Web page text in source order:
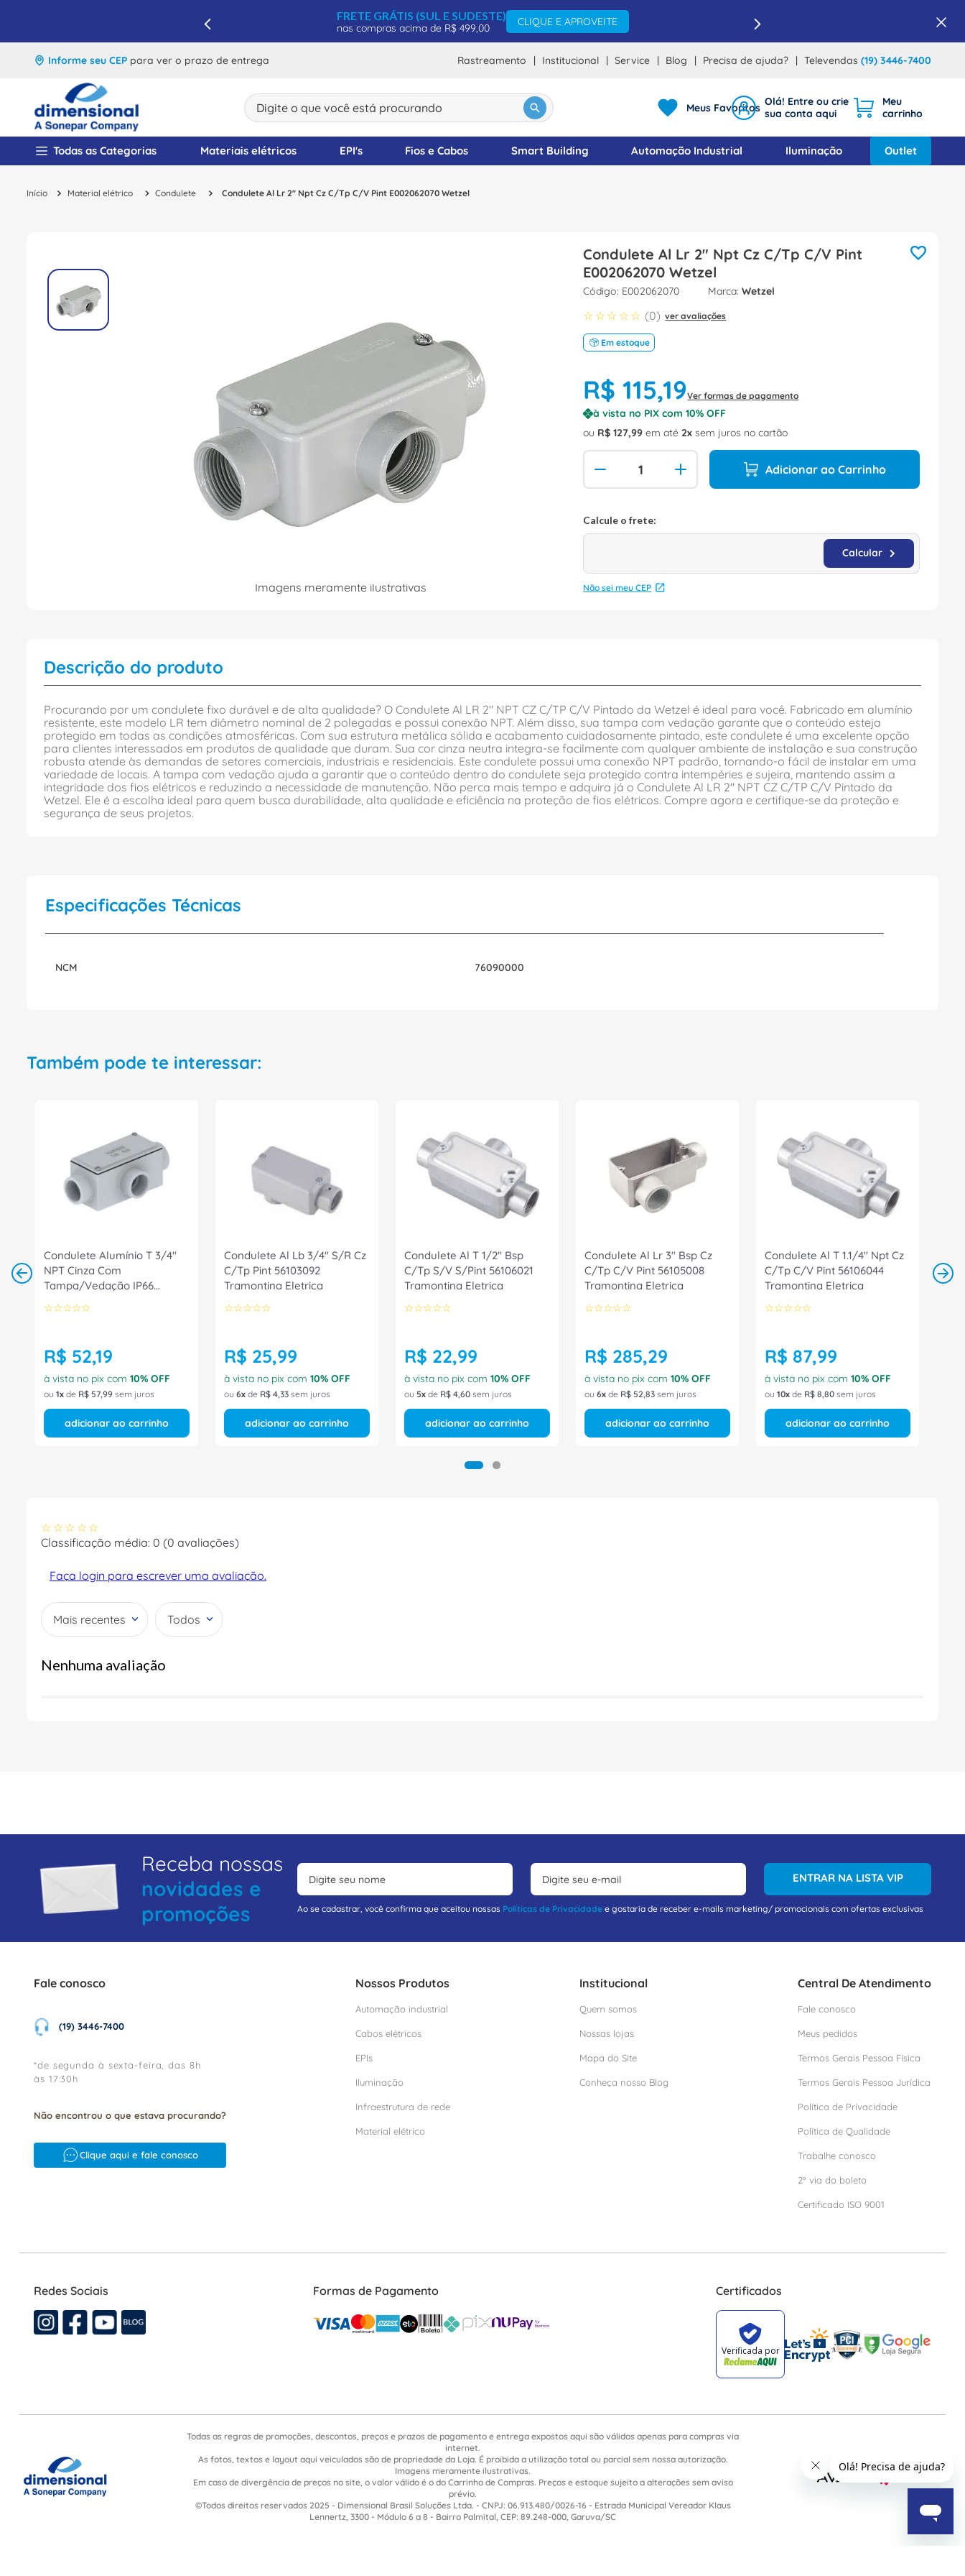
FRETE GRÁTIS (SUL E SUDESTE)
nas compras acima de R$ 499,00
CLIQUE E APROVEITE
Informe seu CEP para ver o prazo de entrega Rastreamento Institucional Service Blog Precisa de ajuda? Televendas (19) 3446-7400
Digite o que você está procurando
Meus Favoritos
Todas as Categorias Materiais elétricos EPI's Fios e Cabos Smart Building Automação Industrial Iluminação Outlet
Material elétrico Condulete Condulete Al Lr 2" Npt Cz C/Tp C/V Pint E002062070 Wetzel
Imagens meramente ilustrativas
Condulete Al Lr 2" Npt Cz C/Tp C/V Pint
E002062070 Wetzel
: E002062070 Wetzel
☆ ☆ ☆ ☆ ☆ (0) ver avaliações
Em estoque
R$ 115,19Ver formas de pagamento
à vista no PIX com10% OFF
ou R$ 127,99 em até 2 sem juros no cartão
Adicionar ao Carrinho
Não sei meu CEP
Descrição do produto
Procurando por um condulete fixo durável e de alta qualidade? O Condulete Al LR 2" NPT CZ C/TP C/V Pintado da Wetzel é ideal para você. Fabricado em alumínio
resistente, este modelo LR tem diâmetro nominal de 2 polegadas e possui conexão NPT. Além disso, sua tampa com vedação garante que o conteúdo esteja
protegido em todas as condições atmosféricas. Com sua estrutura metálica sólida e acabamento cuidadosamente pintado, este condulete é uma excelente opção
para clientes interessados em produtos de qualidade que duram. Sua cor cinza neutra integra-se facilmente com qualquer ambiente de instalação e sua construção
robusta atende às demandas de setores comerciais, industriais e residenciais. Este condulete possui uma conexão NPT padrão, tornando-o fácil de instalar em uma
variedade de locais. A tampa com vedação ajuda a garantir que o conteúdo dentro do condulete seja protegido contra intempéries e sujeira, mantendo assim a
integridade dos fios elétricos e reduzindo a necessidade de manutenção. Não perca mais tempo e adquira já o Condulete Al LR 2" NPT CZ C/TP C/V Pintado da
Wetzel. Ele é a escolha ideal para quem busca durabilidade, alta qualidade e eficiência na proteção de fios elétricos. Compre agora e certifique-se da proteção e
segurança de seus projetos.
Especificações Técnicas
NCM 76090000
Também pode te interessar:
Condulete Alumínio T 3/4"
NPT Cinza Com
Tampa/Vedação IP66
ER15T2N Naville
☆☆☆☆☆
R$ 52,19
à vista no pix com 10% OFF
ou 1 de R$ 57,99 sem juros
adicionar ao carrinho
Condulete Al Lb 3/4" S/R Cz
C/Tp Pint 56103092
Tramontina Eletrica
☆☆☆☆☆
R$ 25,99
à vista no pix com 10% OFF
ou 6 de R$ 4,33 sem juros
adicionar ao carrinho
Condulete Al T 1/2" Bsp
C/Tp S/V S/Pint 56106021
Tramontina Eletrica
☆☆☆☆☆
R$ 22,99
à vista no pix com 10% OFF
ou 5 de R$ 4,60 sem juros
adicionar ao carrinho
Condulete Al Lr 3" Bsp Cz
C/Tp C/V Pint 56105008
Tramontina Eletrica
☆☆☆☆☆
R$ 285,29
à vista no pix com 10% OFF
ou 6 de R$ 52,83 sem juros
adicionar ao carrinho
Condulete Al T 1.1/4" Npt Cz
C/Tp C/V Pint 56106044
Tramontina Eletrica
☆☆☆☆☆
R$ 87,99
à vista no pix com 10% OFF
ou 10 de R$ 8,80 sem juros
adicionar ao carrinho
☆ ☆ ☆ ☆ ☆
Classificação média: 0 (0 avaliações)
Faça login para escrever uma avaliação.
Mais recentes Todos
Nenhuma avaliação
Receba nossas
novidades e
promoções
ENTRAR NA LISTA VIP
Ao se cadastrar, você confirma que aceitou nossas Políticas de Privacidade e gostaria de receber e-mails marketing/ promocionais com ofertas exclusivas
Fale conosco
(19) 3446-7400
*de segunda à sexta-feira, das 8h
às 17:30h
Não encontrou o que estava procurando?
Clique aqui e fale conosco
Nossos Produtos
Automação industrial
Cabos elétricos
EPIs
Iluminação
Infraestrutura de rede
Material elétrico
Institucional
Quem somos
Nossas lojas
Mapa do Site
Conheça nosso Blog
Central De Atendimento
Fale conosco
Meus pedidos
Termos Gerais Pessoa Física
Termos Gerais Pessoa Jurídica
Política de Privacidade
Política de Qualidade
Trabalhe conosco
2º via do boleto
Certificado ISO 9001
Redes Sociais Formas de Pagamento Certificados
Todas as regras de promoções, descontos, preços e prazos de pagamento e entrega expostos aqui são válidos apenas para compras via
internet.
As fotos, textos e layout aqui veiculados são de propriedade da Loja. É proibida a utilização total ou parcial sem nossa autorização.
Imagens meramente ilustrativas.
Em caso de divergência de preços no site, o valor válido é o do Carrinho de Compras. Preços e estoque sujeito a alterações sem aviso
prévio.
©Todos direitos reservados 2025 - Dimensional Brasil Soluções Ltda. - CNPJ: 06.913.480/0026-16 - Estrada Municipal Vereador Klaus
Lennertz, 3300 - Módulo 6 a 8 - Bairro Palmital, CEP: 89.248-000, Garuva/SC
1º disjuntor
º cabo flexivel
orion schneider
10